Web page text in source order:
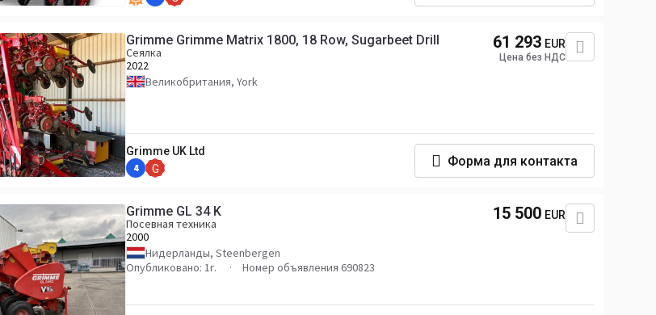
Grimme Grimme Matrix 1800, 18 Row, Sugarbeet Drill
Сеялка
2022
Великобритания, York
61 293 EUR
Цена без НДС
Grimme UK Ltd
4 G
Форма для контакта
Grimme GL 34 K
Посевная техника
2000
Нидерланды, Steenbergen
Опубликовано: 1г.
Номер объявления 690823
15 500 EUR